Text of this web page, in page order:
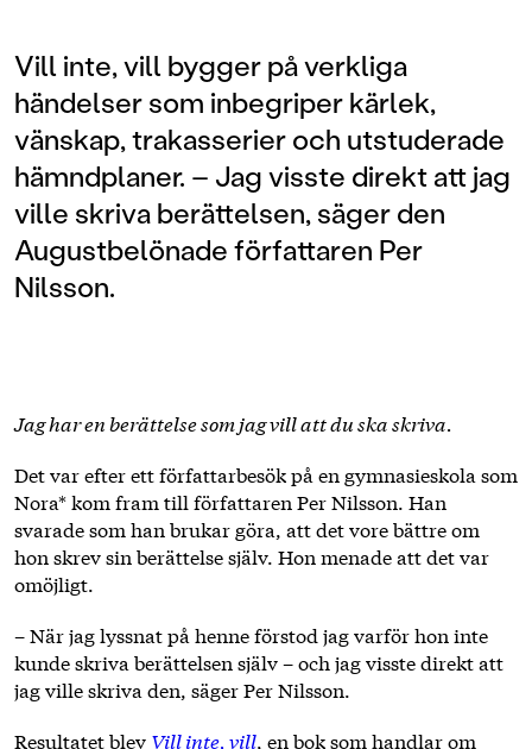
Vill inte, vill bygger på verkliga
händelser som inbegriper kärlek,
vänskap, trakasserier och utstuderade
hämndplaner. – Jag visste direkt att jag
ville skriva berättelsen, säger den
Augustbelönade författaren Per
Nilsson.
Jag har en berättelse som jag vill att du ska skriva.
Det var efter ett författarbesök på en gymnasieskola som
Nora* kom fram till författaren Per Nilsson. Han
svarade som han brukar göra, att det vore bättre om
hon skrev sin berättelse själv. Hon menade att det var
omöjligt.
– När jag lyssnat på henne förstod jag varför hon inte
kunde skriva berättelsen själv – och jag visste direkt att
jag ville skriva den, säger Per Nilsson.
Resultatet blev Vill inte, vill, en bok som handlar om